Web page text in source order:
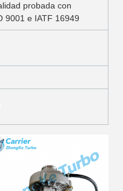
probada con
9001 e IATF 16949